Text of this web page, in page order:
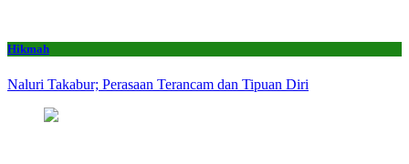
Hikmah
Naluri Takabur; Perasaan Terancam dan Tipuan Diri